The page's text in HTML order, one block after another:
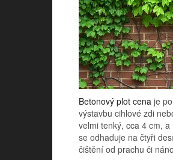
Betonový plot cena je
výstavbu cihlové zdi
velmi tenký, cca 4 cm,
se odhaduje na čtyři
čištění od prachu či